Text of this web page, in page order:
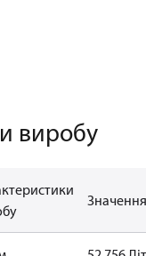
виробу
Значення